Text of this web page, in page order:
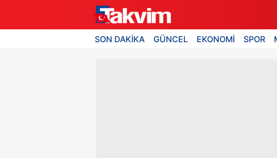
SON DAKİKA GÜNCEL EKONOMİ SPOR